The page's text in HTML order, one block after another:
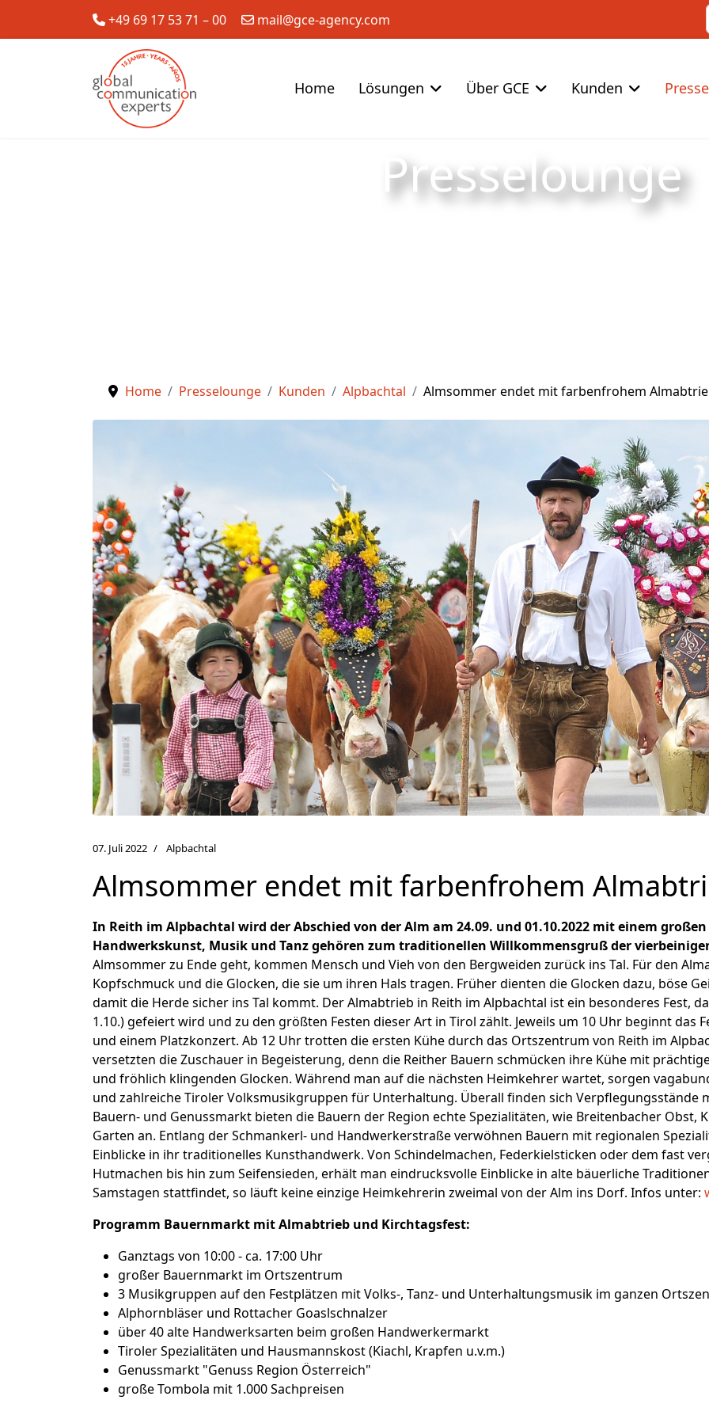
+49 69 17 53 71 – 00 mail@gce-agency.com
Home Lösungen Über GCE Kunden
Presselounge
Home Presselounge Kunden Alpbachtal Almsommer endet mit farbenfrohem
07. Juli 2022 Alpbachtal
Almsommer endet mit farbenfrohem
In Reith im Alpbachtal wird der Abschied von der Alm am 24.09. und 01.10.2022 mit einem
Handwerkskunst, Musik und Tanz gehören zum traditionellen Willkommensgruß der
Almsommer zu Ende geht, kommen Mensch und Vieh von den Bergweiden zurück ins Tal. Für den
Kopfschmuck und die Glocken, die sie um ihren Hals tragen. Früher dienten die Glocken dazu, böse
damit die Herde sicher ins Tal kommt. Der Almabtrieb in Reith im Alpbachtal ist ein besonderes Fest,
1.10.) gefeiert wird und zu den größten Festen dieser Art in Tirol zählt. Jeweils um 10 Uhr beginnt das
und einem Platzkonzert. Ab 12 Uhr trotten die ersten Kühe durch das Ortszentrum von Reith im
versetzten die Zuschauer in Begeisterung, denn die Reither Bauern schmücken ihre Kühe mit
und fröhlich klingenden Glocken. Während man auf die nächsten Heimkehrer wartet, sorgen
und zahlreiche Tiroler Volksmusikgruppen für Unterhaltung. Überall finden sich Verpflegungsstände
Bauern- und Genussmarkt bieten die Bauern der Region echte Spezialitäten, wie Breitenbacher Obst,
Garten an. Entlang der Schmankerl- und Handwerkerstraße verwöhnen Bauern mit regionalen
Einblicke in ihr traditionelles Kunsthandwerk. Von Schindelmachen, Federkielsticken oder dem fast
Hutmachen bis hin zum Seifensieden, erhält man eindrucksvolle Einblicke in alte bäuerliche
Samstagen stattfindet, so läuft keine einzige Heimkehrerin zweimal von der Alm ins Dorf. Infos unter:
Programm Bauernmarkt mit Almabtrieb und Kirchtagsfest:
Ganztags von 10:00 - ca. 17:00 Uhr
großer Bauernmarkt im Ortszentrum
3 Musikgruppen auf den Festplätzen mit Volks-, Tanz- und Unterhaltungsmusik im ganzen
Alphornbläser und Rottacher Goaslschnalzer
über 40 alte Handwerksarten beim großen Handwerkermarkt
Tiroler Spezialitäten und Hausmannskost (Kiachl, Krapfen u.v.m.)
Genussmarkt "Genuss Region Österreich"
große Tombola mit 1.000 Sachpreisen